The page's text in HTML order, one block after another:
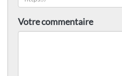
Votre commentaire